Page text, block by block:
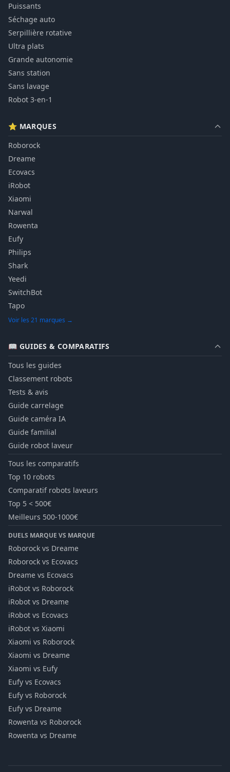
Puissants
Séchage auto
Serpillière rotative
Ultra plats
Grande autonomie
Sans station
Sans lavage
Robot 3-en-1
⭐ MARQUES
Roborock
Dreame
Ecovacs
iRobot
Xiaomi
Narwal
Rowenta
Eufy
Philips
Shark
Yeedi
SwitchBot
Tapo
Voir les 21 marques →
📖 GUIDES & COMPARATIFS
Tous les guides
Classement robots
Tests & avis
Guide carrelage
Guide caméra IA
Guide familial
Guide robot laveur
Tous les comparatifs
Top 10 robots
Comparatif robots laveurs
Top 5 < 500€
Meilleurs 500-1000€
DUELS MARQUE VS MARQUE
Roborock vs Dreame
Roborock vs Ecovacs
Dreame vs Ecovacs
iRobot vs Roborock
iRobot vs Dreame
iRobot vs Ecovacs
iRobot vs Xiaomi
Xiaomi vs Roborock
Xiaomi vs Dreame
Xiaomi vs Eufy
Eufy vs Ecovacs
Eufy vs Roborock
Eufy vs Dreame
Rowenta vs Roborock
Rowenta vs Dreame